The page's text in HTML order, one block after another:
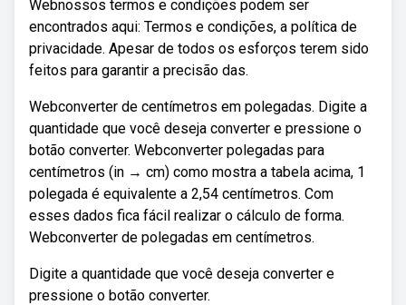
Webnossos termos e condições podem ser
encontrados aqui: Termos e condições, a política de
privacidade. Apesar de todos os esforços terem sido
feitos para garantir a precisão das.
Webconverter de centímetros em polegadas. Digite a
quantidade que você deseja converter e pressione o
botão converter. Webconverter polegadas para
centímetros (in → cm) como mostra a tabela acima, 1
polegada é equivalente a 2,54 centímetros. Com
esses dados fica fácil realizar o cálculo de forma.
Webconverter de polegadas em centímetros.
Digite a quantidade que você deseja converter e
pressione o botão converter.